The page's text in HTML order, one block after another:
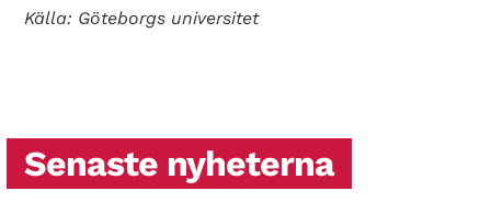
Källa: Göteborgs universitet
Senaste nyheterna